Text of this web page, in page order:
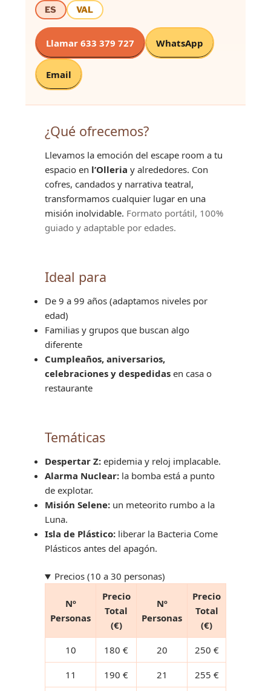
ES VAL
Llamar 633 379 727 WhatsApp
Email
¿Qué ofrecemos?
Llevamos la emoción del escape room a tu
espacio en l’Olleria y alrededores. Con
cofres, candados y narrativa teatral,
transformamos cualquier lugar en una
misión inolvidable. Formato portátil, 100%
guiado y adaptable por edades.
Ideal para
De 9 a 99 años (adaptamos niveles por
edad)
Familias y grupos que buscan algo
diferente
Cumpleaños, aniversarios,
celebraciones y despedidas en casa o
restaurante
Temáticas
Despertar Z: epidemia y reloj implacable.
Alarma Nuclear: la bomba está a punto
de explotar.
Misión Selene: un meteorito rumbo a la
Luna.
Isla de Plástico: liberar la Bacteria Come
Plásticos antes del apagón.
Precios (10 a 30 personas)
Nº
Personas
Precio
Total
(€)
Nº
Personas
Precio
Total
(€)
10 180 € 20 250 €
11 190 € 21 255 €